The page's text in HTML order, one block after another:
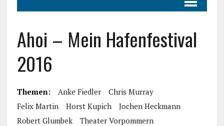
Ahoi – Mein Hafenfestival
2016
Themen: Anke Fiedler
Chris Murray
Felix Martin
Horst Kupich
Jochen Heckmann
Robert Glumbek
Theater Vorpommern